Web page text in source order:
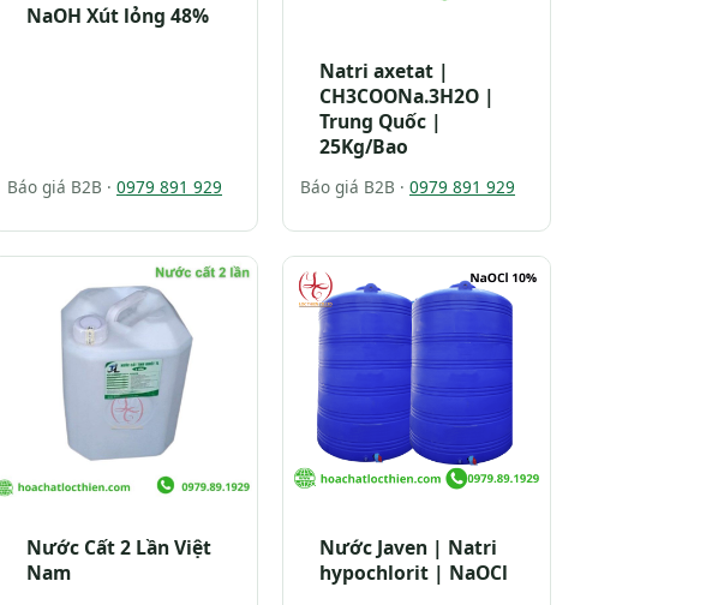
NaOH Xút lỏng 48%
Báo giá B2B · 0979 891 929
Natri axetat |
CH3COONa.3H2O |
Trung Quốc |
25Kg/Bao
Báo giá B2B · 0979 891 929
Nước Cất 2 Lần Việt
Nam
Nước Javen | Natri
hypochlorit | NaOCl